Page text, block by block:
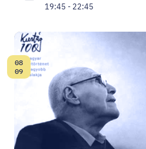
19:45 - 22:45
Date:
08
09